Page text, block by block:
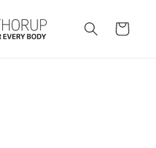
Indkøbskurv